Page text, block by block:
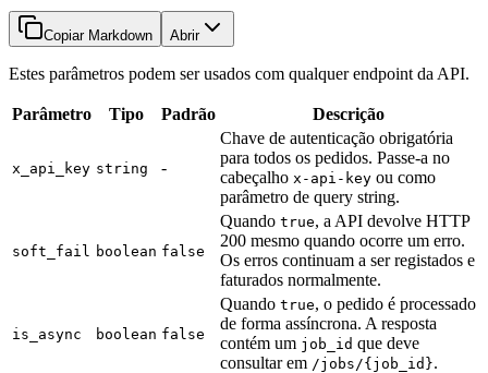
Copiar Markdown Abrir
Estes parâmetros podem ser usados com qualquer endpoint da API.
Parâmetro Tipo Padrão Descrição
x_api_key string -
Chave de autenticação obrigatória
para todos os pedidos. Passe-a no
cabeçalho x-api-key ou como
parâmetro de query string.
soft_fail boolean false
Quando true, a API devolve HTTP
200 mesmo quando ocorre um erro.
Os erros continuam a ser registados e
faturados normalmente.
is_async boolean false
Quando true, o pedido é processado
de forma assíncrona. A resposta
contém um job_id que deve
consultar em /jobs/{job_id}.